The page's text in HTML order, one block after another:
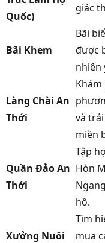
Quốc)
giác
Bãi Khem
Bãi
được
nhiên
Làng Chài An
Thới
và
miền
Quần Đảo An
Thới
Tập
Hòn
hô.
Xưởng Nuôi
Tìm
mua